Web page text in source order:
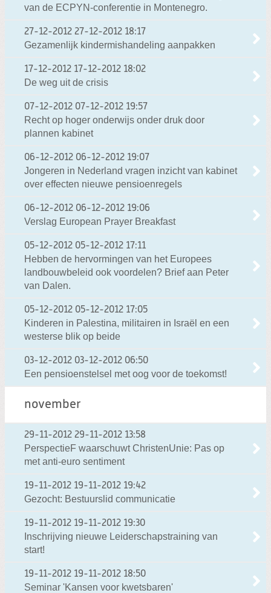
van de ECPYN-conferentie in Montenegro.
27-12-2012 27-12-2012 18:17
Gezamenlijk kindermishandeling aanpakken
17-12-2012 17-12-2012 18:02
De weg uit de crisis
07-12-2012 07-12-2012 19:57
Recht op hoger onderwijs onder druk door
plannen kabinet
06-12-2012 06-12-2012 19:07
Jongeren in Nederland vragen inzicht van kabinet
over effecten nieuwe pensioenregels
06-12-2012 06-12-2012 19:06
Verslag European Prayer Breakfast
05-12-2012 05-12-2012 17:11
Hebben de hervormingen van het Europees
landbouwbeleid ook voordelen? Brief aan Peter
van Dalen.
05-12-2012 05-12-2012 17:05
Kinderen in Palestina, militairen in Israël en een
westerse blik op beide
03-12-2012 03-12-2012 06:50
Een pensioenstelsel met oog voor de toekomst!
november
29-11-2012 29-11-2012 13:58
PerspectieF waarschuwt ChristenUnie: Pas op
met anti-euro sentiment
19-11-2012 19-11-2012 19:42
Gezocht: Bestuurslid communicatie
19-11-2012 19-11-2012 19:30
Inschrijving nieuwe Leiderschapstraining van
start!
19-11-2012 19-11-2012 18:50
Seminar 'Kansen voor kwetsbaren'